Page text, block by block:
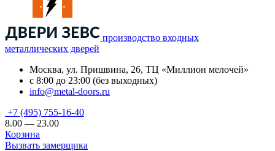
производство входных
металлических дверей
Москва, ул. Пришвина, 26, ТЦ «Миллион мелочей»
с 8:00 до 23:00 (без выходных)
info@metal-doors.ru
+7 (495) 755-16-40
8.00 — 23.00
Корзина
Вызвать замерщика